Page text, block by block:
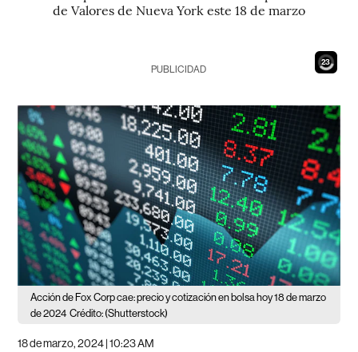
de Valores de Nueva York este 18 de marzo
21
PUBLICIDAD
Acción de Fox Corp cae: precio y cotización en bolsa hoy 18 de marzo
de 2024 Crédito: (Shutterstock)
18 de marzo, 2024 | 10:23 AM